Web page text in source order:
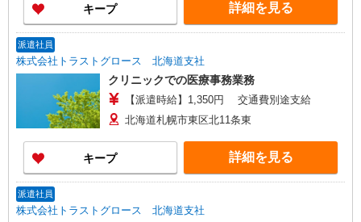
キープ 詳細を見る
派遣社員
株式会社トラストグロース 北海道支社
クリニックでの医療事務業務
【派遣時給】1,350円 交通費別途支給
北海道札幌市東区北11条東
キープ 詳細を見る
派遣社員
株式会社トラストグロース 北海道支社